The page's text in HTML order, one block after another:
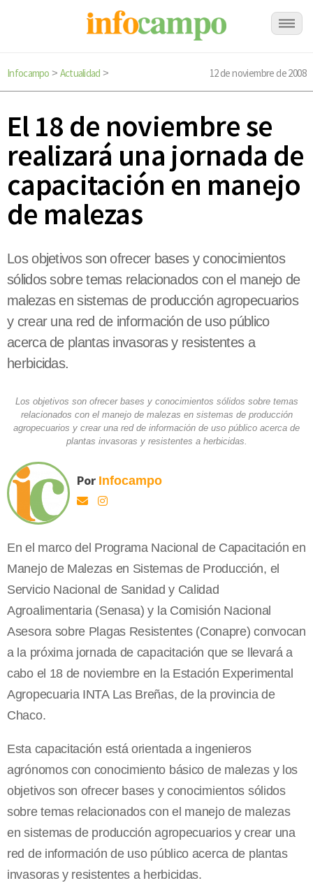
Infocampo > Actualidad > 12 de noviembre de 2008
El 18 de noviembre se
realizará una jornada de
capacitación en manejo
de malezas
Los objetivos son ofrecer bases y conocimientos
sólidos sobre temas relacionados con el manejo de
malezas en sistemas de producción agropecuarios
y crear una red de información de uso público
acerca de plantas invasoras y resistentes a
herbicidas.
Los objetivos son ofrecer bases y conocimientos sólidos sobre temas
relacionados con el manejo de malezas en sistemas de producción
agropecuarios y crear una red de información de uso público acerca de
plantas invasoras y resistentes a herbicidas.
Por Infocampo
En el marco del Programa Nacional de Capacitación en
Manejo de Malezas en Sistemas de Producción, el
Servicio Nacional de Sanidad y Calidad
Agroalimentaria (Senasa) y la Comisión Nacional
Asesora sobre Plagas Resistentes (Conapre) convocan
a la próxima jornada de capacitación que se llevará a
cabo el 18 de noviembre en la Estación Experimental
Agropecuaria INTA Las Breñas, de la provincia de
Chaco.
Esta capacitación está orientada a ingenieros
agrónomos con conocimiento básico de malezas y los
objetivos son ofrecer bases y conocimientos sólidos
sobre temas relacionados con el manejo de malezas
en sistemas de producción agropecuarios y crear una
red de información de uso público acerca de plantas
invasoras y resistentes a herbicidas.